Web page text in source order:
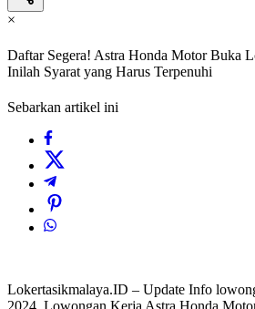
×
Daftar Segera! Astra Honda Motor Buka
Inilah Syarat yang Harus Terpenuhi
Sebarkan artikel ini
Lokertasikmalaya.ID – Update Info